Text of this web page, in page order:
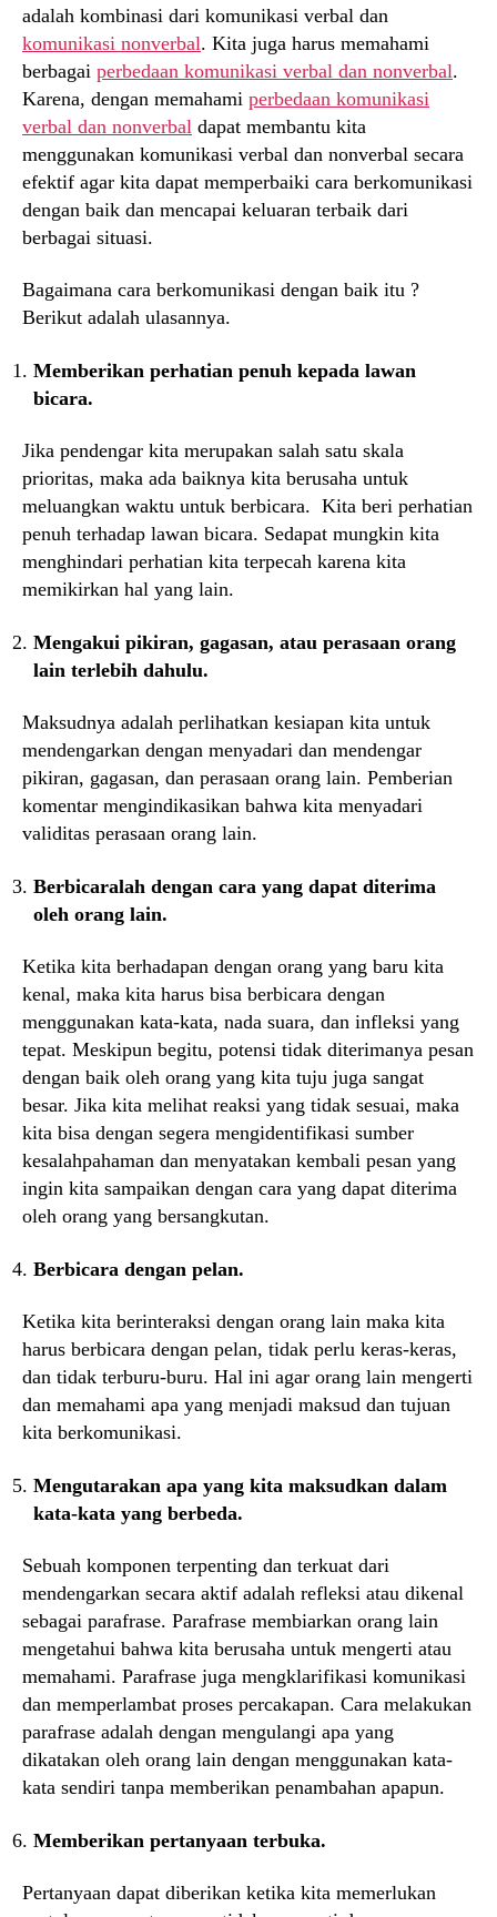
adalah kombinasi dari komunikasi verbal dan
komunikasi nonverbal. Kita juga harus memahami
berbagai perbedaan komunikasi verbal dan nonverbal.
Karena, dengan memahami perbedaan komunikasi
verbal dan nonverbal dapat membantu kita
menggunakan komunikasi verbal dan nonverbal secara
efektif agar kita dapat memperbaiki cara berkomunikasi
dengan baik dan mencapai keluaran terbaik dari
berbagai situasi.
Bagaimana cara berkomunikasi dengan baik itu ?
Berikut adalah ulasannya.
Memberikan perhatian penuh kepada lawan
bicara.
Jika pendengar kita merupakan salah satu skala
prioritas, maka ada baiknya kita berusaha untuk
meluangkan waktu untuk berbicara. Kita beri perhatian
penuh terhadap lawan bicara. Sedapat mungkin kita
menghindari perhatian kita terpecah karena kita
memikirkan hal yang lain.
Mengakui pikiran, gagasan, atau perasaan orang
lain terlebih dahulu.
Maksudnya adalah perlihatkan kesiapan kita untuk
mendengarkan dengan menyadari dan mendengar
pikiran, gagasan, dan perasaan orang lain. Pemberian
komentar mengindikasikan bahwa kita menyadari
validitas perasaan orang lain.
Berbicaralah dengan cara yang dapat diterima
oleh orang lain.
Ketika kita berhadapan dengan orang yang baru kita
kenal, maka kita harus bisa berbicara dengan
menggunakan kata-kata, nada suara, dan infleksi yang
tepat. Meskipun begitu, potensi tidak diterimanya pesan
dengan baik oleh orang yang kita tuju juga sangat
besar. Jika kita melihat reaksi yang tidak sesuai, maka
kita bisa dengan segera mengidentifikasi sumber
kesalahpahaman dan menyatakan kembali pesan yang
ingin kita sampaikan dengan cara yang dapat diterima
oleh orang yang bersangkutan.
Berbicara dengan pelan.
Ketika kita berinteraksi dengan orang lain maka kita
harus berbicara dengan pelan, tidak perlu keras-keras,
dan tidak terburu-buru. Hal ini agar orang lain mengerti
dan memahami apa yang menjadi maksud dan tujuan
kita berkomunikasi.
Mengutarakan apa yang kita maksudkan dalam
kata-kata yang berbeda.
Sebuah komponen terpenting dan terkuat dari
mendengarkan secara aktif adalah refleksi atau dikenal
sebagai parafrase. Parafrase membiarkan orang lain
mengetahui bahwa kita berusaha untuk mengerti atau
memahami. Parafrase juga mengklarifikasi komunikasi
dan memperlambat proses percakapan. Cara melakukan
parafrase adalah dengan mengulangi apa yang
dikatakan oleh orang lain dengan menggunakan kata-
kata sendiri tanpa memberikan penambahan apapun.
Memberikan pertanyaan terbuka.
Pertanyaan dapat diberikan ketika kita memerlukan